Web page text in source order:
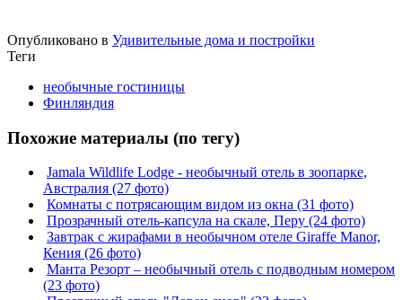
Опубликовано в Удивительные дома и постройки
Теги
необычные гостиницы
Финляндия
Похожие материалы (по тегу)
Jamala Wildlife Lodge - необычный отель в зоопарке,
Австралия (27 фото)
Комнаты с потрясающим видом из окна (31 фото)
Прозрачный отель-капсула на скале, Перу (24 фото)
Завтрак с жирафами в необычном отеле Giraffe Manor,
Кения (26 фото)
Манта Резорт – необычный отель с подводным номером
(23 фото)